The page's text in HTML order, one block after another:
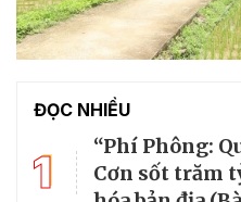
ĐỌC NHIỀU
1
“Phí Phông:
Cơn sốt trăm